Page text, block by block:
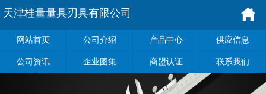
天津桂量量具刃具有限公司
网站首页 公司介绍 产品中心 供应信息
公司资讯 企业图集 商盟认证 联系我们